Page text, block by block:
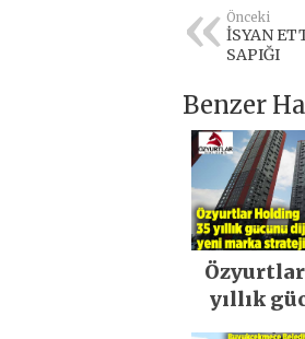
Önceki
İSYAN
SAPIĞI
Benzer
yıllık